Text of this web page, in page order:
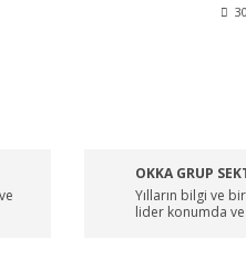
OKKA GRUP
Yılların bilgi ve
lider konumda